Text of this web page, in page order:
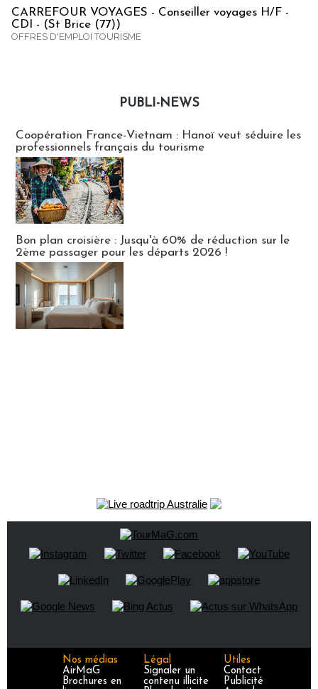
CARREFOUR VOYAGES - Conseiller voyages H/F -
CDI - (St Brice (77))
OFFRES D'EMPLOI TOURISME
PUBLI-NEWS
Coopération France-Vietnam : Hanoï veut séduire les
professionnels français du tourisme
Bon plan croisière : Jusqu'à 60% de réduction sur le
2ème passager pour les départs 2026 !
Nos médias
AirMaG
Brochures en
Légal
Signaler un
contenu illicite
Utiles
Contact
Publicité